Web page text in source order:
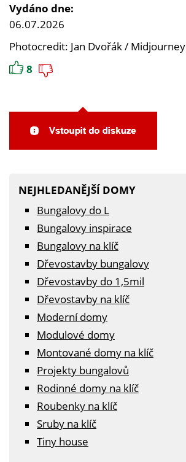
Vydáno dne:
06.07.2026
Photocredit: Jan Dvořák / Midjourney
8
NEJHLEDANĚJŠÍ DOMY
Bungalovy do L
Bungalovy inspirace
Bungalovy na klíč
Dřevostavby bungalovy
Dřevostavby do 1,5mil
Dřevostavby na klíč
Moderní domy
Modulové domy
Montované domy na klíč
Projekty bungalovů
Rodinné domy na klíč
Roubenky na klíč
Sruby na klíč
Tiny house